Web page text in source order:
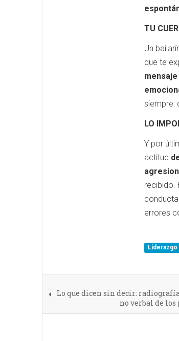
TU
Un
que te
mensaje
siempre:
LO
Y por
actitud
recibido.
errores
Liderazgo
Lo que dicen sin decir:
no verbal de